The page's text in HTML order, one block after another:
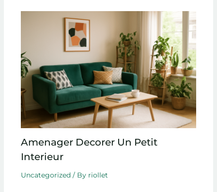
Amenager Decorer Un Petit
Interieur
Uncategorized/ By riollet